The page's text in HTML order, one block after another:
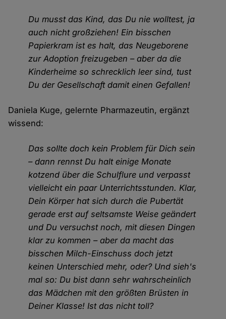
Du musst das Kind, das Du nie wolltest, ja
auch nicht großziehen! Ein bisschen
Papierkram ist es halt, das Neugeborene
zur Adoption freizugeben – aber da die
Kinderheime so schrecklich leer sind, tust
Du der Gesellschaft damit einen Gefallen!
Daniela Kuge, gelernte Pharmazeutin, ergänzt
wissend:
Das sollte doch kein Problem für Dich sein
– dann rennst Du halt einige Monate
kotzend über die Schulflure und verpasst
vielleicht ein paar Unterrichtsstunden. Klar,
Dein Körper hat sich durch die Pubertät
gerade erst auf seltsamste Weise geändert
und Du versuchst noch, mit diesen Dingen
klar zu kommen – aber da macht das
bisschen Milch-Einschuss doch jetzt
keinen Unterschied mehr, oder? Und sieh's
mal so: Du bist dann sehr wahrscheinlich
das Mädchen mit den größten Brüsten in
Deiner Klasse! Ist das nicht toll?